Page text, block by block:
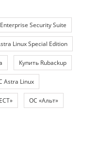
Security Suite
Linux Special Edition
Купить Rubackup
Astra Linux
ОС «Альт»